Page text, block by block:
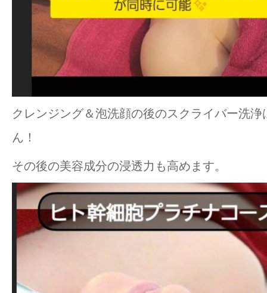
クレンジング＆泡洗顔の後のスクライバー洗
ん！
その後の美容成分の浸透力も高めます。